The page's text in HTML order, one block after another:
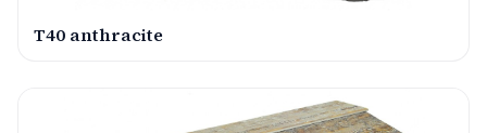
T40 anthracite